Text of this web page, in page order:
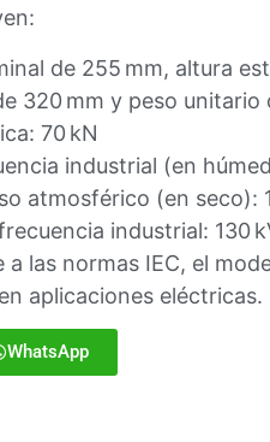
de 255 mm, altura
320 mm y peso unitario
70 kN
industrial (en
atmosférico (en seco):
industrial: 130
las normas IEC, el
aplicaciones eléctricas.
WhatsApp